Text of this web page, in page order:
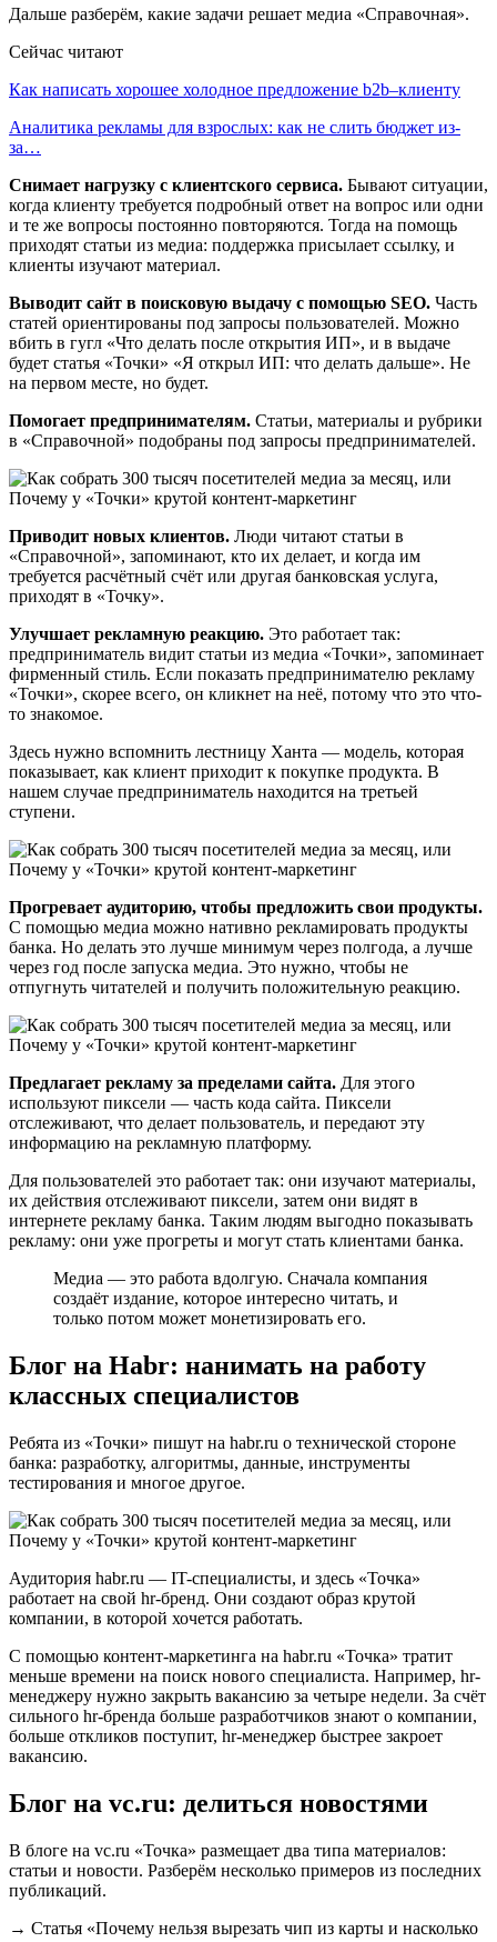
Дальше разберём, какие задачи решает медиа «Справочная».
Сейчас читают
Как написать хорошее холодное предложение b2b–клиенту
Аналитика рекламы для взрослых: как не слить бюджет из-
за…
Снимает нагрузку с клиентского сервиса. Бывают ситуации,
когда клиенту требуется подробный ответ на вопрос или одни
и те же вопросы постоянно повторяются. Тогда на помощь
приходят статьи из медиа: поддержка присылает ссылку, и
клиенты изучают материал.
Выводит сайт в поисковую выдачу с помощью SEO. Часть
статей ориентированы под запросы пользователей. Можно
вбить в гугл «Что делать после открытия ИП», и в выдаче
будет статья «Точки» «Я открыл ИП: что делать дальше». Не
на первом месте, но будет.
Помогает предпринимателям. Статьи, материалы и рубрики
в «Справочной» подобраны под запросы предпринимателей.
Приводит новых клиентов. Люди читают статьи в
«Справочной», запоминают, кто их делает, и когда им
требуется расчётный счёт или другая банковская услуга,
приходят в «Точку».
Улучшает рекламную реакцию. Это работает так:
предприниматель видит статьи из медиа «Точки», запоминает
фирменный стиль. Если показать предпринимателю рекламу
«Точки», скорее всего, он кликнет на неё, потому что это что-
то знакомое.
Здесь нужно вспомнить лестницу Ханта — модель, которая
показывает, как клиент приходит к покупке продукта. В
нашем случае предприниматель находится на третьей
ступени.
Прогревает аудиторию, чтобы предложить свои продукты.
С помощью медиа можно нативно рекламировать продукты
банка. Но делать это лучше минимум через полгода, а лучше
через год после запуска медиа. Это нужно, чтобы не
отпугнуть читателей и получить положительную реакцию.
Предлагает рекламу за пределами сайта. Для этого
используют пиксели — часть кода сайта. Пиксели
отслеживают, что делает пользователь, и передают эту
информацию на рекламную платформу.
Для пользователей это работает так: они изучают материалы,
их действия отслеживают пиксели, затем они видят в
интернете рекламу банка. Таким людям выгодно показывать
рекламу: они уже прогреты и могут стать клиентами банка.
Медиа — это работа вдолгую. Сначала компания
создаёт издание, которое интересно читать, и
только потом может монетизировать его.
Блог на Habr: нанимать на работу
классных специалистов
Ребята из «Точки» пишут на habr.ru о технической стороне
банка: разработку, алгоритмы, данные, инструменты
тестирования и многое другое.
Аудитория habr.ru — IT-специалисты, и здесь «Точка»
работает на свой hr-бренд. Они создают образ крутой
компании, в которой хочется работать.
С помощью контент-маркетинга на habr.ru «Точка» тратит
меньше времени на поиск нового специалиста. Например, hr-
менеджеру нужно закрыть вакансию за четыре недели. За счёт
сильного hr-бренда больше разработчиков знают о компании,
больше откликов поступит, hr-менеджер быстрее закроет
вакансию.
Блог на vc.ru: делиться новостями
В блоге на vc.ru «Точка» размещает два типа материалов:
статьи и новости. Разберём несколько примеров из последних
публикаций.
→ Статья «Почему нельзя вырезать чип из карты и насколько